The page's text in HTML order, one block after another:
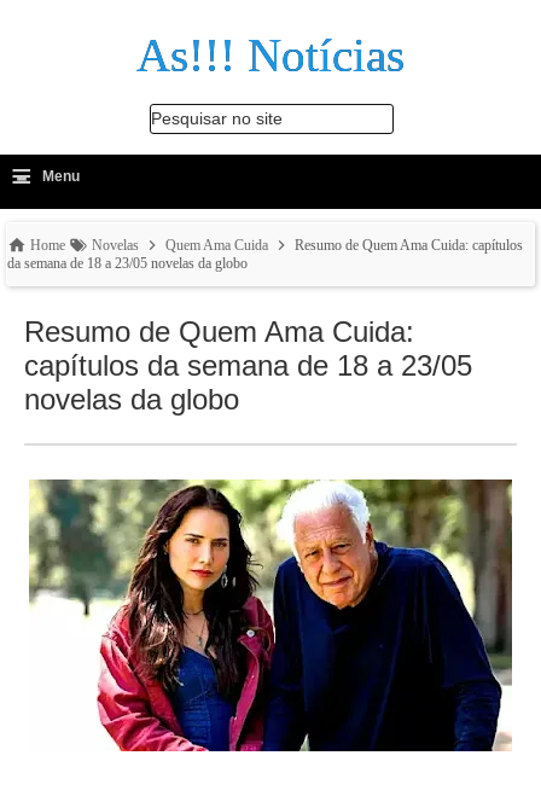
As!!! Notícias
Pesquisar no site
-
≡ Menu
Home Novelas Quem Ama Cuida
Resumo de Quem Ama Cuida: capítulos
da semana de 18 a 23/05 novelas da globo
Resumo de Quem Ama Cuida:
capítulos da semana de 18 a 23/05
novelas da globo